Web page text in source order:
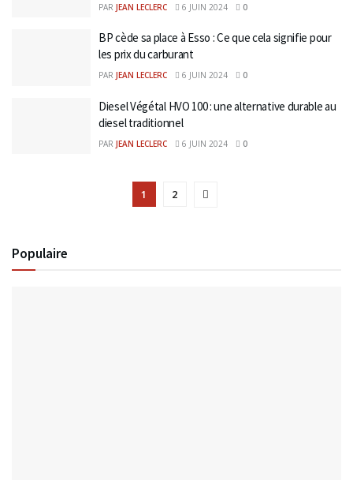
PAR JEAN LECLERC 6 JUIN 2024 0
BP cède sa place à Esso : Ce que cela signifie pour
les prix du carburant
PAR JEAN LECLERC 6 JUIN 2024 0
Diesel Végétal HVO 100 : une alternative durable au
diesel traditionnel
PAR JEAN LECLERC 6 JUIN 2024 0
1 2
Populaire